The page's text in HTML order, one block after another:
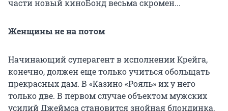
части новый киноБонд весьма скромен...
Женщины не на потом
Начинающий суперагент в исполнении Крейга,
конечно, должен еще только учиться обольщать
прекрасных дам. В «Казино «Рояль» их у него
только две. В первом случае объектом мужских
усилий Джеймса становится знойная блондинка,